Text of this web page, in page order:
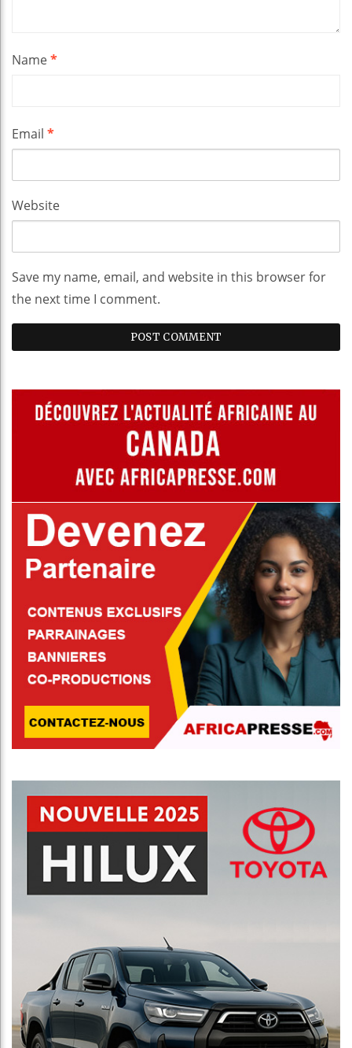
Name*
Email *
Website
Save my name, email, and website in this browser for
the next time I comment.